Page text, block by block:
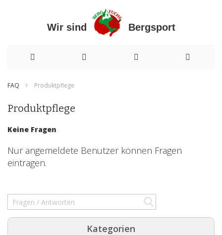
Wir sind Bergsport
Inhalt
FAQ Produktpflege
Produktpflege
Keine Fragen
Nur angemeldete Benutzer können Fragen
eintragen.
Kategorien